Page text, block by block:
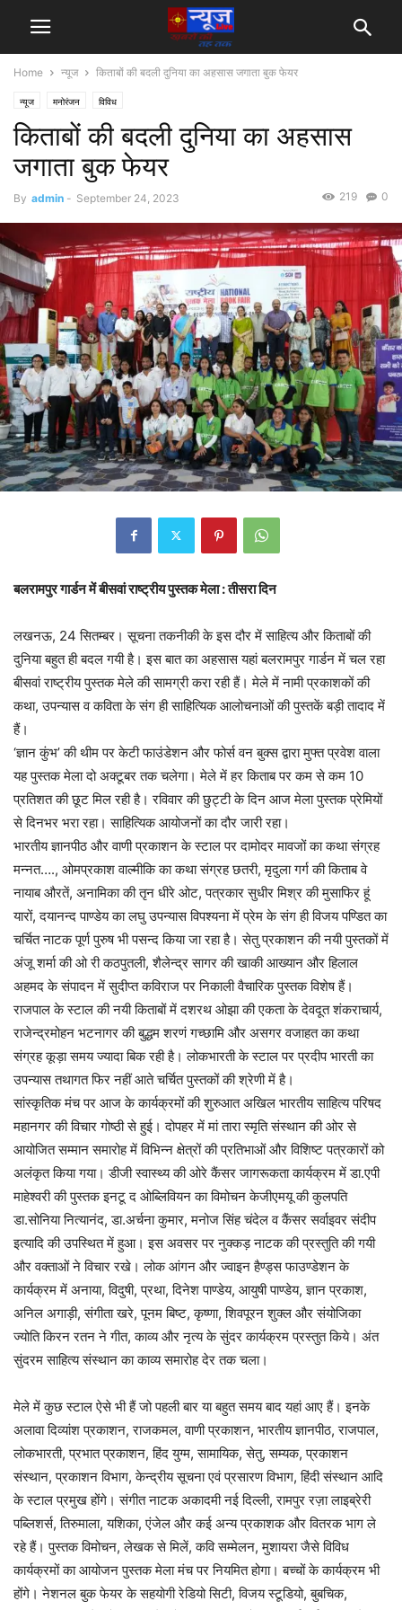
Home न्यूज किताबों की बदली दुनिया का अहसास जगाता बुक फेयर
न्यूज मनोरंजन विविध
किताबों की बदली दुनिया का अहसास
जगाता बुक फेयर
By admin - September 24, 2023 0
219
बलरामपुर गार्डन में बीसवां राष्ट्रीय पुस्तक मेला : तीसरा दिन
लखनऊ, 24 सितम्बर। सूचना तकनीकी के इस दौर में साहित्य और किताबों की
दुनिया बहुत ही बदल गयी है। इस बात का अहसास यहां बलरामपुर गार्डन में चल रहा
बीसवां राष्ट्रीय पुस्तक मेले की सामग्री करा रही हैं। मेले में नामी प्रकाशकों की
कथा, उपन्यास व कविता के संग ही साहित्यिक आलोचनाओं की पुस्तकें बड़ी तादाद में
हैं।
‘ज्ञान कुंभ’ की थीम पर केटी फाउंडेशन और फोर्स वन बुक्स द्वारा मुफ्त प्रवेश वाला
यह पुस्तक मेला दो अक्टूबर तक चलेगा। मेले में हर किताब पर कम से कम 10
प्रतिशत की छूट मिल रही है। रविवार की छुट्टी के दिन आज मेला पुस्तक प्रेमियों
से दिनभर भरा रहा। साहित्यिक आयोजनों का दौर जारी रहा।
भारतीय ज्ञानपीठ और वाणी प्रकाशन के स्टाल पर दामोदर मावजों का कथा संग्रह
मन्नत…., ओमप्रकाश वाल्मीकि का कथा संग्रह छतरी, मृदुला गर्ग की किताब वे
नायाब औरतें, अनामिका की तृन धीरे ओट, पत्रकार सुधीर मिश्र की मुसाफिर हूं
यारों, दयानन्द पाण्डेय का लघु उपन्यास विपश्यना में प्रेम के संग ही विजय पण्डित का
चर्चित नाटक पूर्ण पुरुष भी पसन्द किया जा रहा है। सेतु प्रकाशन की नयी पुस्तकों में
अंजू शर्मा की ओ री कठपुतली, शैलेन्द्र सागर की खाकी आख्यान और हिलाल
अहमद के संपादन में सुदीप्त कविराज पर निकाली वैचारिक पुस्तक विशेष हैं।
राजपाल के स्टाल की नयी किताबों में दशरथ ओझा की एकता के देवदूत शंकराचार्य,
राजेन्द्रमोहन भटनागर की बुद्धम शरणं गच्छामि और असगर वजाहत का कथा
संग्रह कूड़ा समय ज्यादा बिक रही है। लोकभारती के स्टाल पर प्रदीप भारती का
उपन्यास तथागत फिर नहीं आते चर्चित पुस्तकों की श्रेणी में है।
सांस्कृतिक मंच पर आज के कार्यक्रमों की शुरुआत अखिल भारतीय साहित्य परिषद
महानगर की विचार गोष्ठी से हुई। दोपहर में मां तारा स्मृति संस्थान की ओर से
आयोजित सम्मान समारोह में विभिन्न क्षेत्रों की प्रतिभाओं और विशिष्ट पत्रकारों को
अलंकृत किया गया। डीजी स्वास्थ्य की ओरे कैंसर जागरूकता कार्यक्रम में डा.एपी
माहेश्वरी की पुस्तक इनटू द ओब्लिवियन का विमोचन केजीएमयू की कुलपति
डा.सोनिया नित्यानंद, डा.अर्चना कुमार, मनोज सिंह चंदेल व कैंसर सर्वाइवर संदीप
इत्यादि की उपस्थित में हुआ। इस अवसर पर नुक्कड़ नाटक की प्रस्तुति की गयी
और वक्ताओं ने विचार रखे। लोक आंगन और ज्वाइन हैण्ड्स फाउण्डेशन के
कार्यक्रम में अनाया, विदुषी, प्रथा, दिनेश पाण्डेय, आयुषी पाण्डेय, ज्ञान प्रकाश,
अनिल अगाड़ी, संगीता खरे, पूनम बिष्ट, कृष्णा, शिवपूरन शुक्ल और संयोजिका
ज्योति किरन रतन ने गीत, काव्य और नृत्य के सुंदर कार्यक्रम प्रस्तुत किये। अंत
सुंदरम साहित्य संस्थान का काव्य समारोह देर तक चला।
मेले में कुछ स्टाल ऐसे भी हैं जो पहली बार या बहुत समय बाद यहां आए हैं। इनके
अलावा दिव्यांश प्रकाशन, राजकमल, वाणी प्रकाशन, भारतीय ज्ञानपीठ, राजपाल,
लोकभारती, प्रभात प्रकाशन, हिंद युग्म, सामायिक, सेतु, सम्यक, प्रकाशन
संस्थान, प्रकाशन विभाग, केन्द्रीय सूचना एवं प्रसारण विभाग, हिंदी संस्थान आदि
के स्टाल प्रमुख होंगे। संगीत नाटक अकादमी नई दिल्ली, रामपुर रज़ा लाइब्रेरी
पब्लिशर्स, तिरुमाला, यशिका, एंजेल और कई अन्य प्रकाशक और वितरक भाग ले
रहे हैं। पुस्तक विमोचन, लेखक से मिलें, कवि सम्मेलन, मुशायरा जैसे विविध
कार्यक्रमों का आयोजन पुस्तक मेला मंच पर नियमित होगा। बच्चों के कार्यक्रम भी
होंगे। नेशनल बुक फेयर के सहयोगी रेडियो सिटी, विजय स्टूडियो, बुबचिक,